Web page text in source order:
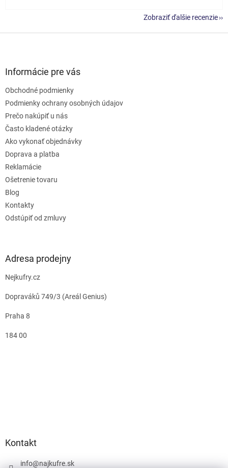
Zobraziť ďalšie recenzie
Informácie pre vás
Obchodné podmienky
Podmienky ochrany osobných údajov
Prečo nakúpiť u nás
Často kladené otázky
Ako vykonať objednávky
Doprava a platba
Reklamácie
Ošetrenie tovaru
Blog
Kontakty
Odstúpiť od zmluvy
Adresa prodejny
Nejkufry.cz
Dopraváků 749/3 (Areál Genius)
Praha 8
184 00
Kontakt
info@najkufre.sk